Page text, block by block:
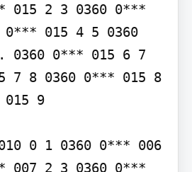
015 2 3 0360 0***
0*** 015 4 5 0360
0360 0*** 015 6 7
7 8 0360 0*** 015 8
9
0 1 0360 0*** 006
007 2 3 0360 0***